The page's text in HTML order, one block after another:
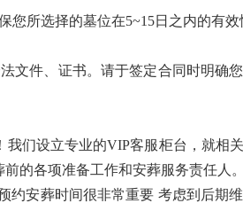
所选择的墓位在5~15日之内的有效
件、证书。请于签定合同时明确
设立专业的VIP客服柜台，就相
的各项准备工作和安葬服务责任人。
安葬时间很非常重要 考虑到后期